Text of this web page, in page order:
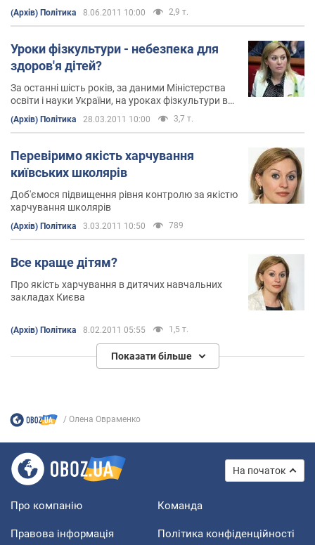
(Архів) Політика 8.06.2011 10:00 2,9 т.
Уроки фізкультури - небезпека для
здоров'я дітей?
За останні шість років, за даними Міністерства
освіти і науки України, на уроках фізкультури в
школах сталося 15 смертельних випадків
(Архів) Політика 28.03.2011 10:00 3,7 т.
Перевіримо якість харчування
київських школярів
Доб'ємося підвищення рівня контролю за якістю
харчування школярів
(Архів) Політика 3.03.2011 10:50 789
Все краще дітям?
Про якість харчування в дитячих навчальних
закладах Києва
(Архів) Політика 8.02.2011 05:55 1,5 т.
Показати більше
Олена Овраменко
На початок
Про компанію Команда
Правова інформація Політика конфіденційності